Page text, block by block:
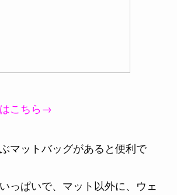
こちら→
マットバッグがあると便利で
っぱいで、マット以外に、ウェ